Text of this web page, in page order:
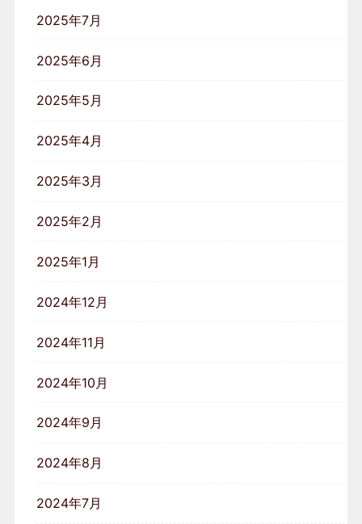
2025年7月
2025年6月
2025年5月
2025年4月
2025年3月
2025年2月
2025年1月
2024年12月
2024年11月
2024年10月
2024年9月
2024年8月
2024年7月